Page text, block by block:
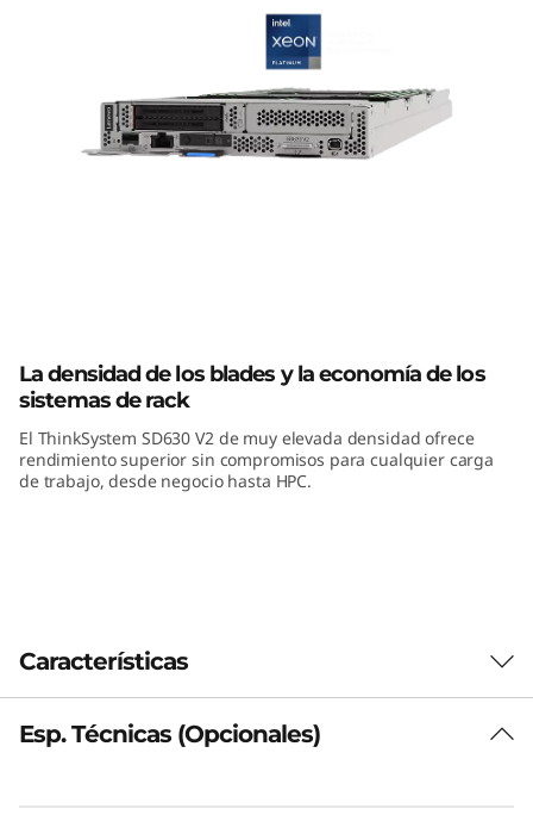
S
D
6
V
2
La densidad de los blades y la economía de los
sistemas de rack
El ThinkSystem SD630 V2 de muy elevada densidad ofrece
rendimiento superior sin compromisos para cualquier carga
de trabajo, desde negocio hasta HPC.
Características
Esp. Técnicas (Opcionales)